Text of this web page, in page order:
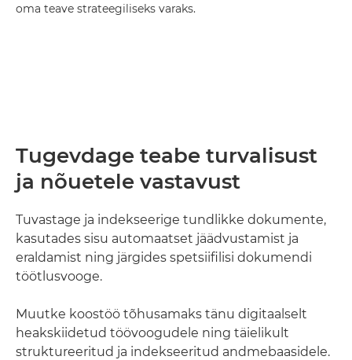
oma teave strateegiliseks varaks.
Tugevdage teabe turvalisust
ja nõuetele vastavust
Tuvastage ja indekseerige tundlikke dokumente,
kasutades sisu automaatset jäädvustamist ja
eraldamist ning järgides spetsiifilisi dokumendi
töötlusvooge.
Muutke koostöö tõhusamaks tänu digitaalselt
heakskiidetud töövoogudele ning täielikult
struktureeritud ja indekseeritud andmebaasidele.